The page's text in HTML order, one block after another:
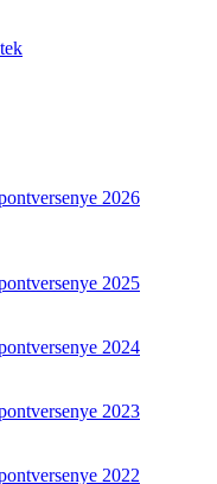
2026
2025
2024
2023
2022